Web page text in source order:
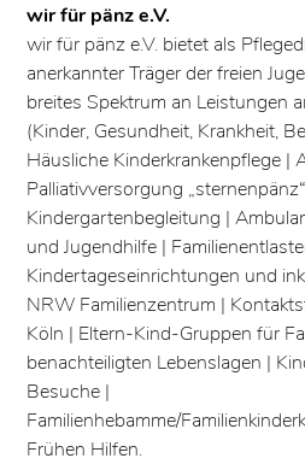
wir für pänz e.V.
wir für pänz e.V. bietet als
anerkannter Träger der freien
breites Spektrum an Leistungen
(Kinder, Gesundheit, Krankheit,
Häusliche Kinderkrankenpflege |
Palliativversorgung
Kindergartenbegleitung |
und Jugendhilfe |
Kindertageseinrichtungen und
NRW Familienzentrum |
Köln | Eltern-Kind-Gruppen für
benachteiligten Lebenslagen |
Besuche |
Familienhebamme/
Frühen Hilfen.